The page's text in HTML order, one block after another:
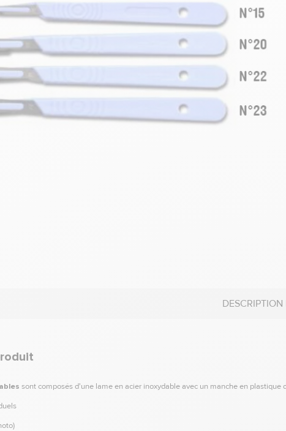
sont composés d'une lame en acier inoxydable avec un manche en plastique